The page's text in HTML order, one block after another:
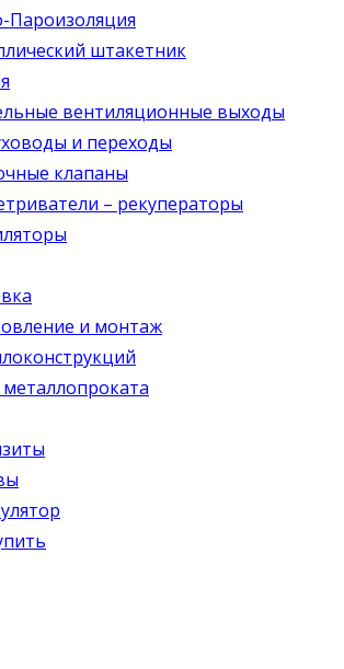
Пароизоляция
штакетник
вентиляционные выходы
и переходы
клапаны
– рекуператоры
и монтаж
металлопроката